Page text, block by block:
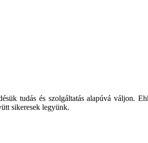
tudás és szolgáltatás alapúvá váljon.
sikeresek legyünk.